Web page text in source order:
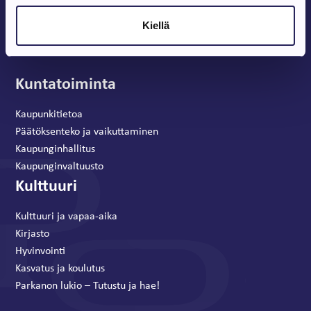
Kiellä
Kuntatoiminta
Kaupunkitietoa
Päätöksenteko ja vaikuttaminen
Kaupunginhallitus
Kaupunginvaltuusto
Kulttuuri
Kulttuuri ja vapaa-aika
Kirjasto
Hyvinvointi
Kasvatus ja koulutus
Parkanon lukio – Tutustu ja hae!